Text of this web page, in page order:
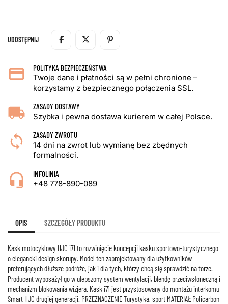
UDOSTĘPNIJ
POLITYKA BEZPIECZEŃSTWA
Twoje dane i płatności są w pełni chronione –
korzystamy z bezpiecznego połączenia SSL.
ZASADY DOSTAWY
Szybka i pewna dostawa kurierem w całej Polsce.
ZASADY ZWROTU
14 dni na zwrot lub wymianę bez zbędnych
formalności.
INFOLINIA
+48 778-890-089
OPIS SZCZEGÓŁY PRODUKTU
Kask motocyklowy HJC i71 to rozwinięcie koncepcji kasku sportowo-turystycznego
o elegancki design skorupy. Model ten zaprojektowany dla użytkowników
preferujących dłuższe podróże, jak i dla tych, którzy chcą się sprawdzić na torze.
Producent wyposażył go w ulepszony system wentylacji, blendę przeciwsłoneczną i
mechanizm blokowania wizjera. Kask i71 jest przystosowany do montażu interkomu
Smart HJC drugiej generacji. PRZEZNACZENIE Turystyka, sport MATERIAŁ Policarbon